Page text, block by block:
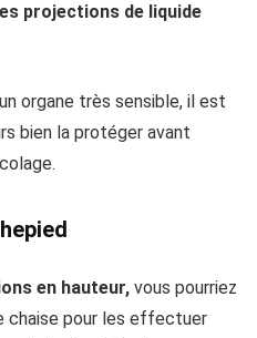
projections de liquide
organe très sensible, il est
bien la protéger avant
en hauteur, vous pourriez
chaise pour les effectuer